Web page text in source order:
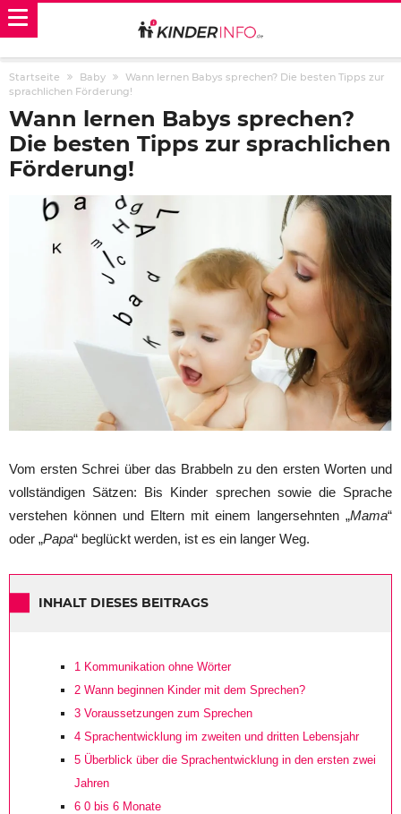
Startseite Baby
Wann lernen Babys sprechen? Die besten Tipps zur
sprachlichen Förderung!
Wann lernen Babys sprechen?
Die besten Tipps zur sprachlichen
Förderung!
Vom ersten Schrei über das Brabbeln zu den ersten Worten und
vollständigen Sätzen: Bis Kinder sprechen sowie die Sprache
verstehen können und Eltern mit einem langersehnten „Mama“
oder „Papa“ beglückt werden, ist es ein langer Weg.
INHALT DIESES BEITRAGS
1 Kommunikation ohne Wörter
2 Wann beginnen Kinder mit dem Sprechen?
3 Voraussetzungen zum Sprechen
4 Sprachentwicklung im zweiten und dritten Lebensjahr
5 Überblick über die Sprachentwicklung in den ersten zwei
Jahren
6 0 bis 6 Monate